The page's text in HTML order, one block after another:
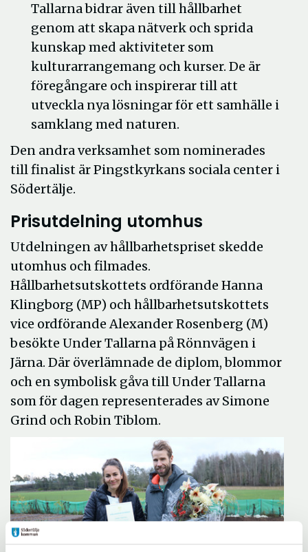
Tallarna bidrar även till hållbarhet
genom att skapa nätverk och sprida
kunskap med aktiviteter som
kulturarrangemang och kurser. De är
föregångare och inspirerar till att
utveckla nya lösningar för ett samhälle i
samklang med naturen.
Den andra verksamhet som nominerades
till finalist är Pingstkyrkans sociala center i
Södertälje.
Prisutdelning utomhus
Utdelningen av hållbarhetspriset skedde
utomhus och filmades.
Hållbarhetsutskottets ordförande Hanna
Klingborg (MP) och hållbarhetsutskottets
vice ordförande Alexander Rosenberg (M)
besökte Under Tallarna på Rönnvägen i
Järna. Där överlämnade de diplom, blommor
och en symbolisk gåva till Under Tallarna
som för dagen representerades av Simone
Grind och Robin Tiblom.